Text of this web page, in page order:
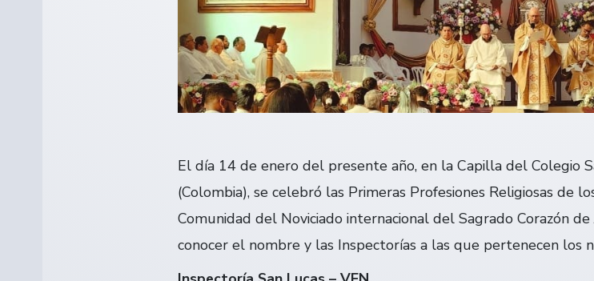
El día 14 de enero del presente año, en la Capilla del Colegio
(Colombia), se celebró las Primeras Profesiones Religiosas de
Comunidad del Noviciado internacional del Sagrado Corazón
conocer el nombre y las Inspectorías a las que pertenecen los